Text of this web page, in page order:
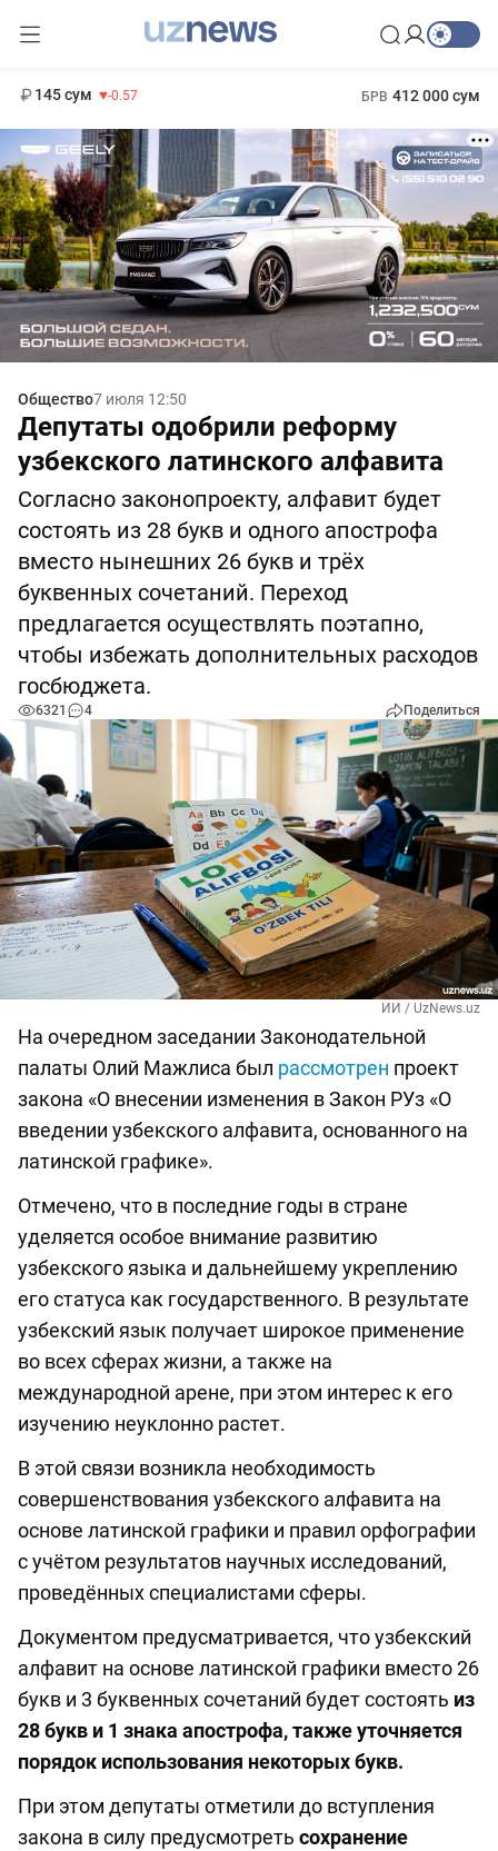
145 сум -0.57 БРВ 412 000 сум
Общество7 июля 12:50
Депутаты одобрили реформу
узбекского латинского алфавита
Согласно законопроекту, алфавит будет
состоять из 28 букв и одного апострофа
вместо нынешних 26 букв и трёх
буквенных сочетаний. Переход
предлагается осуществлять поэтапно,
чтобы избежать дополнительных расходов
госбюджета.
6321 4 Поделиться
ИИ / UzNews.uz
На очередном заседании Законодательной
палаты Олий Мажлиса был рассмотрен проект
закона «О внесении изменения в Закон РУз «О
введении узбекского алфавита, основанного на
латинской графике».
Отмечено, что в последние годы в стране
уделяется особое внимание развитию
узбекского языка и дальнейшему укреплению
его статуса как государственного. В результате
узбекский язык получает широкое применение
во всех сферах жизни, а также на
международной арене, при этом интерес к его
изучению неуклонно растет.
В этой связи возникла необходимость
совершенствования узбекского алфавита на
основе латинской графики и правил орфографии
с учётом результатов научных исследований,
проведённых специалистами сферы.
Документом предусматривается, что узбекский
алфавит на основе латинской графики вместо 26
букв и 3 буквенных сочетаний будет состоять из
28 букв и 1 знака апострофа, также уточняется
порядок использования некоторых букв.
При этом депутаты отметили до вступления
закона в силу предусмотреть сохранение